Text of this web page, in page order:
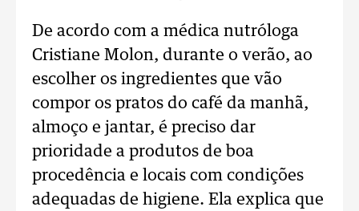
De acordo com a médica nutróloga
Cristiane Molon, durante o verão, ao
escolher os ingredientes que vão
compor os pratos do café da manhã,
almoço e jantar, é preciso dar
prioridade a produtos de boa
procedência e locais com condições
adequadas de higiene. Ela explica que